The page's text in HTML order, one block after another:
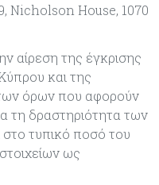
Nicholson House, 1070
αίρεση της έγκρισης
και της
όρων που αφορούν
τη δραστηριότητα των
τυπικό ποσό του
ως